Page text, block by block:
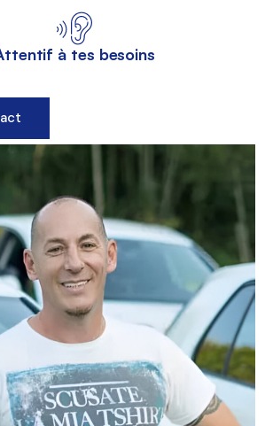
à tes besoins